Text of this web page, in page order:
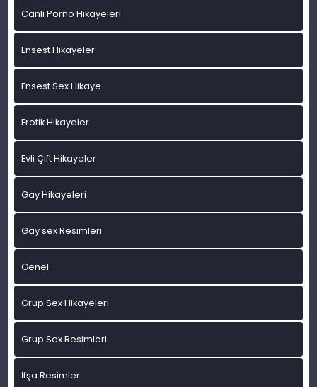
Canlı Porno Hikayeleri
Ensest Hikayeler
Ensest Sex Hikaye
Erotik Hikayeler
Evli Çift Hikayeler
Gay Hikayeleri
Gay sex Resimleri
Genel
Grup Sex Hikayeleri
Grup Sex Resimleri
İfşa Resimler